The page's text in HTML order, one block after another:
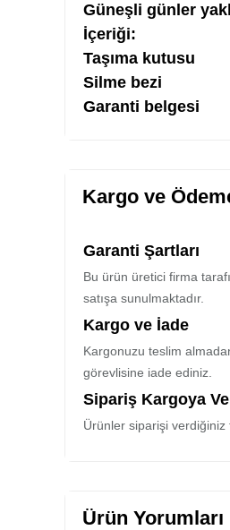
Güneşli günler
İçeriği:
Taşıma kutusu
Silme bezi
Garanti belgesi
Kargo ve
Garanti Şartları
Bu ürün üretici firma
satışa sunulmaktadır.
Kargo ve İade
Kargonuzu teslim
görevlisine iade ediniz.
Sipariş Kargoya
Ürünler siparişi verdiğiniz
Ürün Yorumları